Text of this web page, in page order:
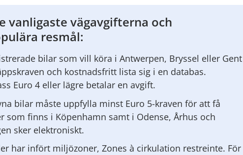
vanligaste vägavgifterna och
resmål:
bilar som vill köra i Antwerpen, Bryssel eller Gent
och kostnadsfritt lista sig i en databas.
Euro 4 eller lägre betalar en avgift.
bilar måste uppfylla minst Euro 5-kraven för att få
som finns i Köpenhamn samt i Odense, Århus och
sker elektroniskt.
har infört miljözoner, Zones à cirkulation restreinte. För